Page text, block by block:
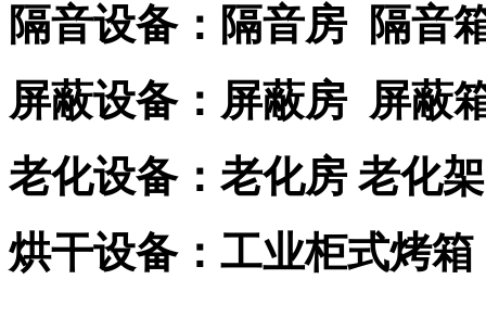
隔音设备：隔音房 隔音
屏蔽设备：屏蔽房 屏蔽
老化设备：老化房 老化架
烘干设备：工业柜式烤